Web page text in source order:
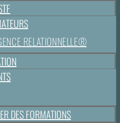
RELATIONNELLE®
DES FORMATIONS